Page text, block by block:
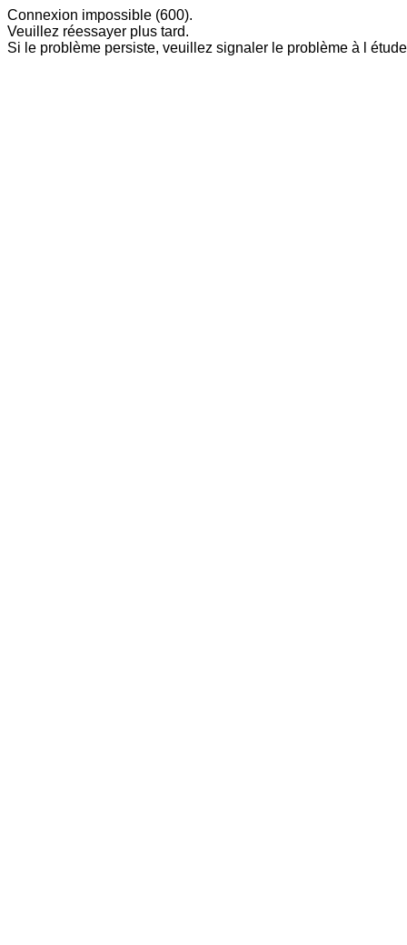
Connexion impossible (600).
Veuillez réessayer plus tard.
Si le problème persiste, veuillez signaler le problème à l